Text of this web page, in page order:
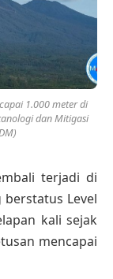
1.000 meter di
dan Mitigasi
terjadi di
berstatus Level
kali sejak
mencapai